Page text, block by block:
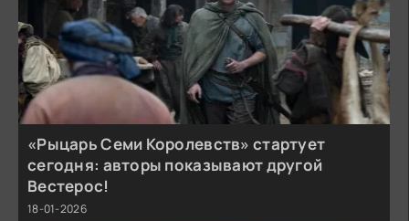
«Рыцарь Семи Королевств» стартует
сегодня: авторы показывают другой
Вестерос!
18-01-2026